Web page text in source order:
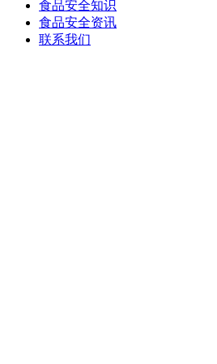
食品安全知识
食品安全资讯
联系我们